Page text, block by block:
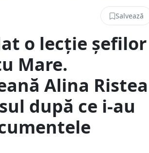
Salvează
o lecție șefilor
Mare.
Alina Ristea
după ce i-au